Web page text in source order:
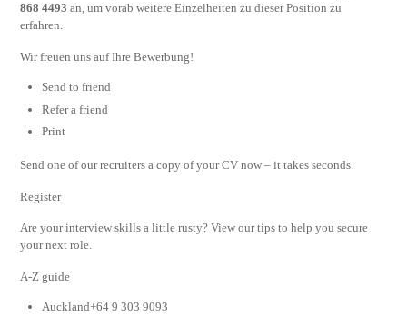
868 4493 an, um vorab weitere Einzelheiten zu dieser Position zu
erfahren.
Wir freuen uns auf Ihre Bewerbung!
Send to friend
Refer a friend
Print
Send one of our recruiters a copy of your CV now – it takes seconds.
Register
Are your interview skills a little rusty? View our tips to help you secure
your next role.
A-Z guide
Auckland+64 9 303 9093